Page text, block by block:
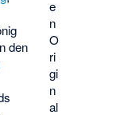
e
n
O
ri
gi
n
al
den